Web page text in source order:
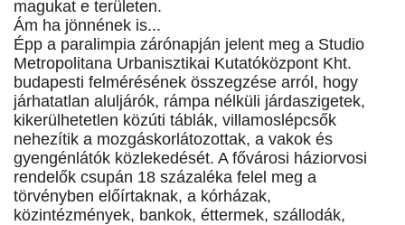
magukat e területen.
Ám ha jönnének is...
Épp a paralimpia zárónapján jelent meg a Studio
Metropolitana Urbanisztikai Kutatóközpont Kht.
budapesti felmérésének összegzése arról, hogy
járhatatlan aluljárók, rámpa nélküli járdaszigetek,
kikerülhetetlen közúti táblák, villamoslépcsők
nehezítik a mozgáskorlátozottak, a vakok és
gyengénlátók közlekedését. A fővárosi háziorvosi
rendelők csupán 18 százaléka felel meg a
törvényben előírtaknak, a kórházak,
közintézmények, bankok, éttermek, szállodák,